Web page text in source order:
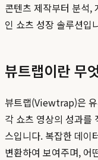
콘텐츠 제작부터 분석,
인 쇼츠 성장 솔루션입
뷰트랩이란 무
뷰트랩(Viewtrap)은
각 쇼츠 영상의 성과를
스입니다. 복잡한 데이
변환하여 보여주며, 어